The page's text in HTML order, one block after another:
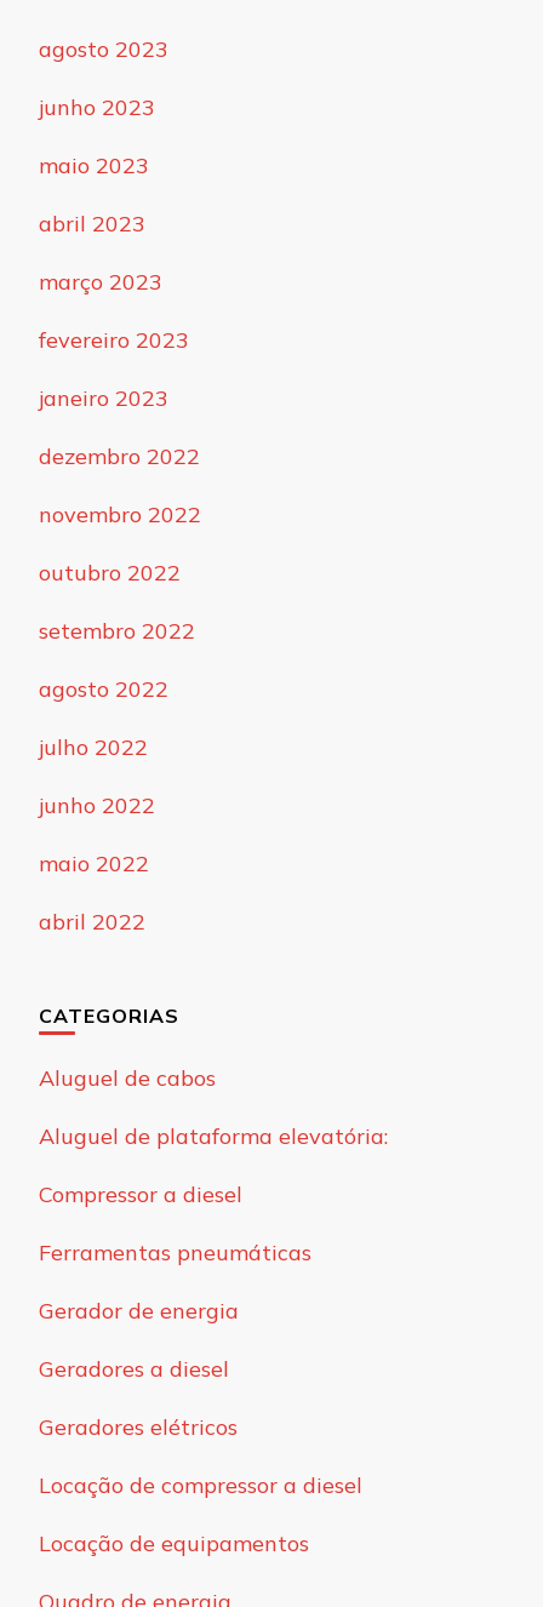
agosto 2023
junho 2023
maio 2023
abril 2023
março 2023
fevereiro 2023
janeiro 2023
dezembro 2022
novembro 2022
outubro 2022
setembro 2022
agosto 2022
julho 2022
junho 2022
maio 2022
abril 2022
CATEGORIAS
Aluguel de cabos
Aluguel de plataforma elevatória:
Compressor a diesel
Ferramentas pneumáticas
Gerador de energia
Geradores a diesel
Geradores elétricos
Locação de compressor a diesel
Locação de equipamentos
Quadro de energia